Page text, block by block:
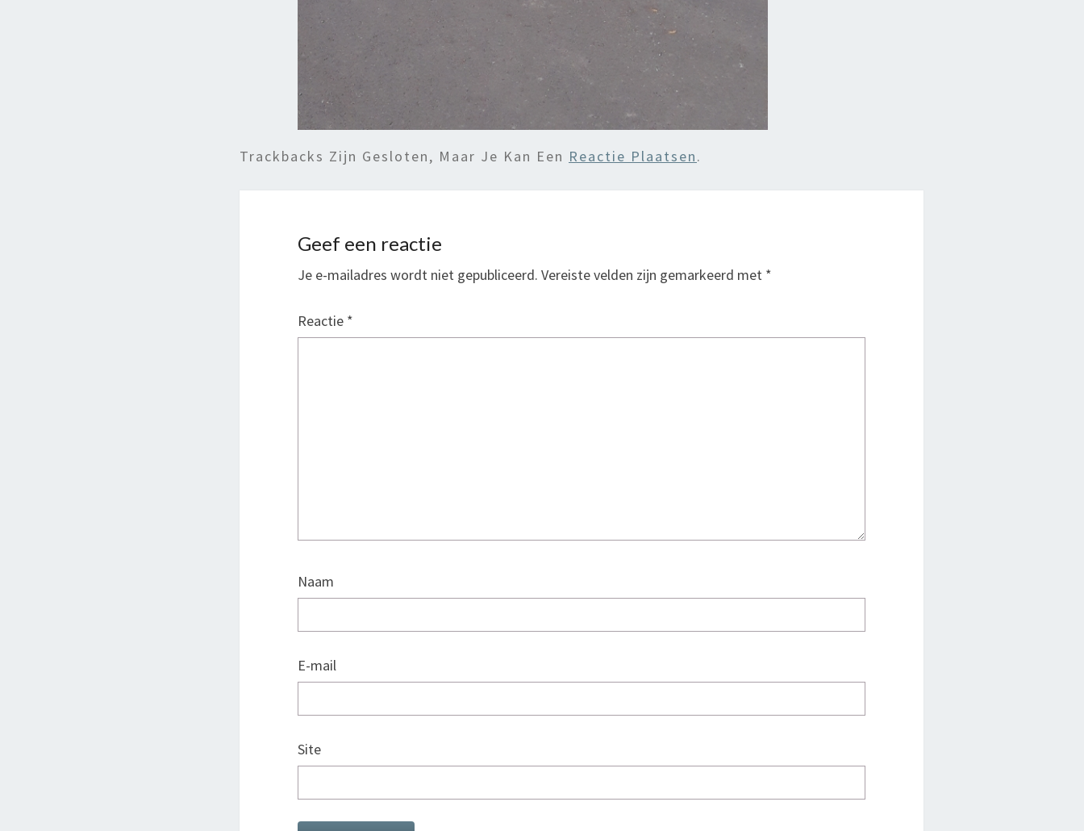
Trackbacks Zijn Gesloten, Maar Je Kan Een Reactie Plaatsen.
Geef een reactie
Je e-mailadres wordt niet gepubliceerd. Vereiste velden zijn gemarkeerd met *
Reactie *
Naam
E-mail
Site